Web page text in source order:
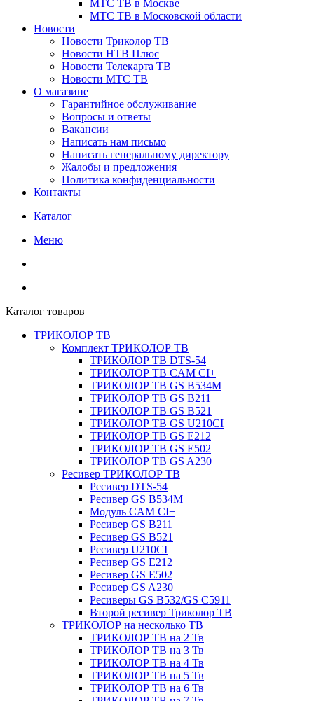
МТС ТВ в Москве
МТС ТВ в Московской области
Новости
Новости Триколор ТВ
Новости НТВ Плюс
Новости Телекарта ТВ
Новости МТС ТВ
О магазине
Гарантийное обслуживание
Вопросы и ответы
Вакансии
Написать нам письмо
Написать генеральному директору
Жалобы и предложения
Политика конфиденциальности
Контакты
Каталог
Меню
Каталог товаров
ТРИКОЛОР ТВ
Комплект ТРИКОЛОР ТВ
ТРИКОЛОР ТВ DTS-54
ТРИКОЛОР ТВ CAM CI+
ТРИКОЛОР ТВ GS B534M
ТРИКОЛОР ТВ GS B211
ТРИКОЛОР ТВ GS B521
ТРИКОЛОР ТВ GS U210CI
ТРИКОЛОР ТВ GS E212
ТРИКОЛОР ТВ GS E502
ТРИКОЛОР ТВ GS A230
Ресивер ТРИКОЛОР ТВ
Ресивер DTS-54
Ресивер GS B534M
Модуль CAM CI+
Ресивер GS B211
Ресивер GS B521
Ресивер U210CI
Ресивер GS E212
Ресивер GS E502
Ресивер GS A230
Ресиверы GS B532/GS C5911
Второй ресивер Триколор ТВ
ТРИКОЛОР на несколько ТВ
ТРИКОЛОР ТВ на 2 Тв
ТРИКОЛОР ТВ на 3 Тв
ТРИКОЛОР ТВ на 4 Тв
ТРИКОЛОР ТВ на 5 Тв
ТРИКОЛОР ТВ на 6 Тв